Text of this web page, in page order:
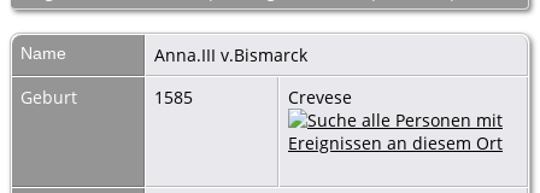
Name Anna.III v.Bismarck
Geburt
1585 Crevese